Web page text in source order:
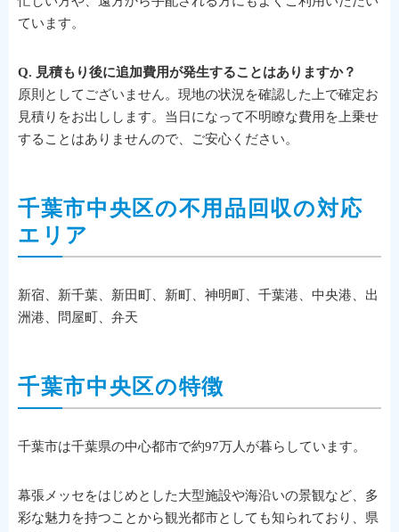
ています。
Q. 見積もり後に追加費用が発生することはありますか？
原則としてございません。現地の状況を確認した上で確定お
見積りをお出しします。当日になって不明瞭な費用を上乗せ
することはありませんので、ご安心ください。
千葉市中央区の不用品回収の対応
エリア
新宿、新千葉、新田町、新町、神明町、千葉港、中央港、出
洲港、問屋町、弁天
千葉市中央区の特徴
千葉市は千葉県の中心都市で約97万人が暮らしています。
幕張メッセをはじめとした大型施設や海沿いの景観など、多
彩な魅力を持つことから観光都市としても知られており、県